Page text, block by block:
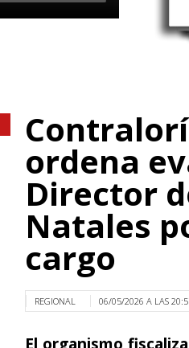
ordena
Director
Natales
cargo
REGIONAL 06/05/2026 A LAS
El organismo